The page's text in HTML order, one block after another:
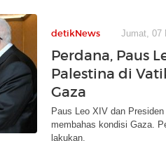
detikNews Jumat, 07
Perdana, Paus
Palestina di
Gaza
Paus Leo XIV dan
membahas kondisi Gaza.
lakukan.